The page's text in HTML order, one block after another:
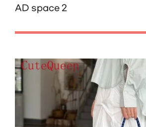
AD space 2